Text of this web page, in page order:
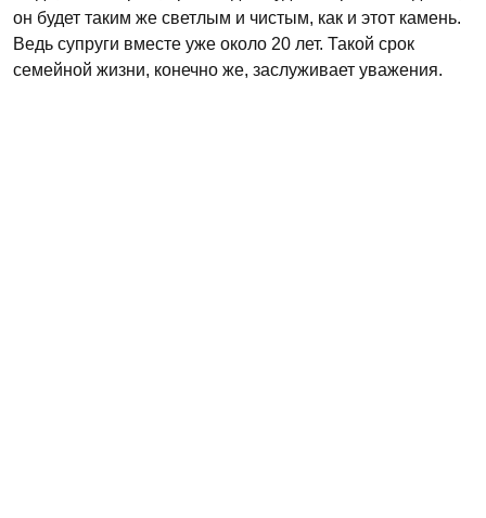
он будет таким же светлым и чистым, как и этот камень.
Ведь супруги вместе уже около 20 лет. Такой срок
семейной жизни, конечно же, заслуживает уважения.